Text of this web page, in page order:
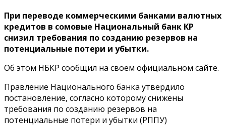
При переводе коммерческими банками валютных
кредитов в сомовые Национальный банк КР
снизил требования по созданию резервов на
потенциальные потери и убытки.
Об этом НБКР сообщил на своем официальном сайте.
Правление Национального банка утвердило
постановление, согласно которому снижены
требования по созданию резервов на
потенциальные потери и убытки (РППУ)